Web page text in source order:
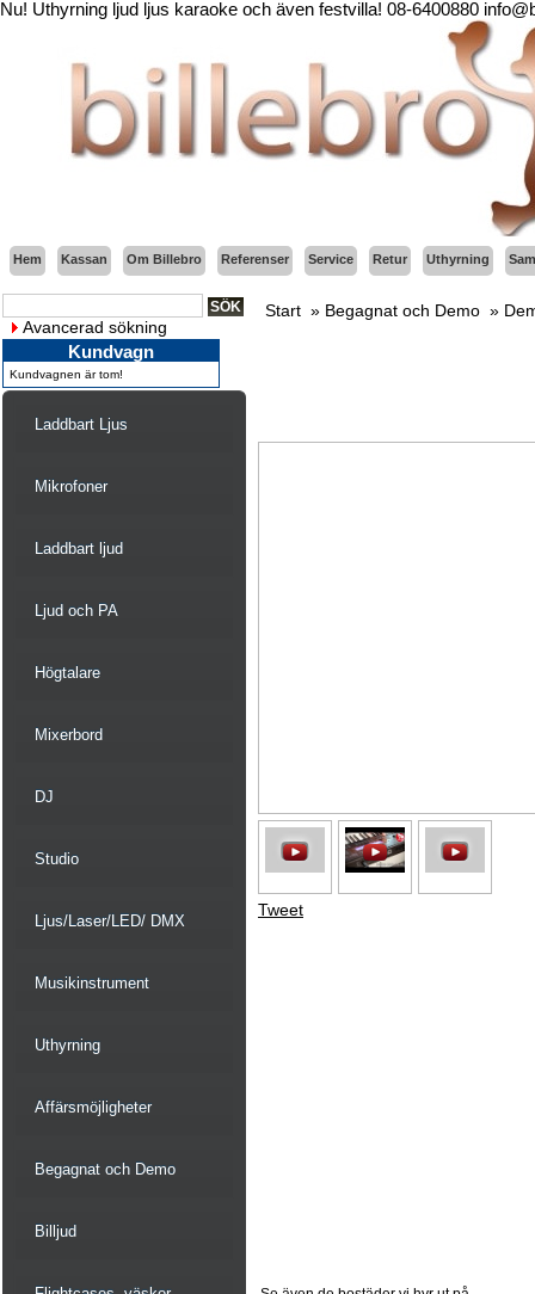
Nu! Uthyrning ljud ljus karaoke och även festvilla! 08-6400880
Hem Kassan Om Billebro Referenser Service Retur Uthyrning
Avancerad sökning
Kundvagn
Kundvagnen är tom!
Laddbart Ljus
Mikrofoner
Laddbart ljud
Ljud och PA
Högtalare
Mixerbord
DJ
Studio
Ljus/Laser/LED/ DMX
Musikinstrument
Uthyrning
Affärsmöjligheter
Begagnat och Demo
Billjud
Start » Begagnat och Demo »
Tweet